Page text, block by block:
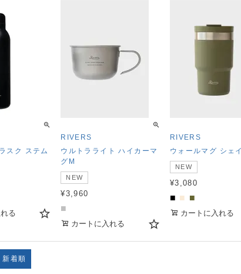
スク ステム
る
RIVERS
ウルトラライト ハイカーマ
グM
NEW
¥3,960
■
カートに入れる
RIVERS
ウォールマグ シェ
NEW
¥3,080
■ ■ ■
カートに入れる
新着順